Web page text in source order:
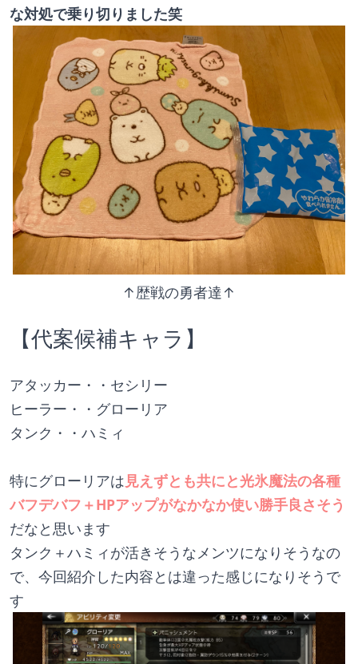
な対処で乗り切りました笑
↑歴戦の勇者達↑
【代案候補キャラ】
アタッカー・・セシリー
ヒーラー・・グローリア
タンク・・ハミィ
特にグローリアは見えずとも共にと光氷魔法の各種
バフデバフ＋HPアップがなかなか使い勝手良さそう
だなと思います
タンク＋ハミィが活きそうなメンツになりそうなの
で、今回紹介した内容とは違った感じになりそうで
す